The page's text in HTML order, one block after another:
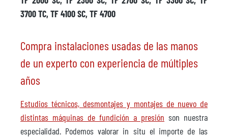
3700 TC, TF 4100 SC, TF 4700
Compra instalaciones usadas de las manos
de un experto con experiencia de múltiples
años
Estudios técnicos, desmontajes y montajes de nuevo de
distintas máquinas de fundición a presión son nuestra
especialidad. Podemos valorar in situ el importe de las